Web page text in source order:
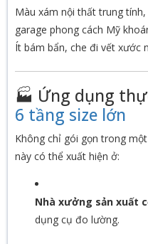
Màu xám nội thất trung
garage phong cách Mỹ
Ít bám bẩn, che đi vết xước
🏭 Ứng dụng
6 tầng size lớn
Không chỉ gói gọn trong
này có thể xuất hiện ở:
Nhà xưởng sản xuất
dụng cụ đo lường.